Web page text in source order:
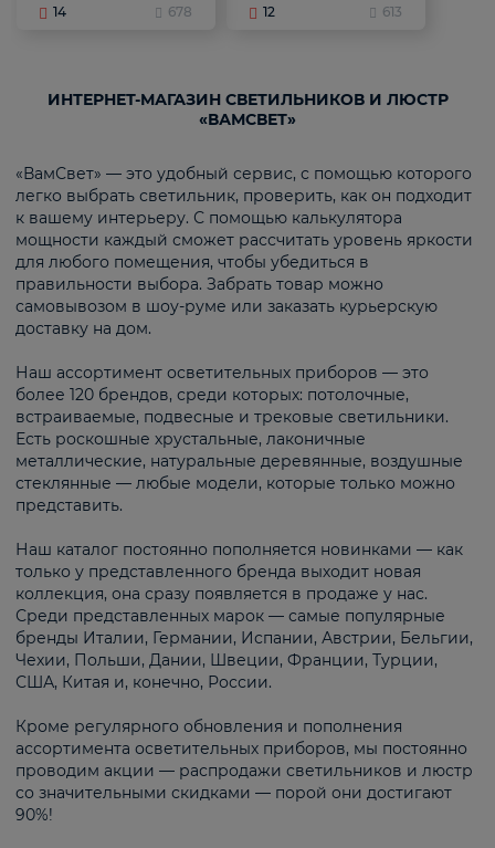
14 678 12 613
ИНТЕРНЕТ-МАГАЗИН СВЕТИЛЬНИКОВ И ЛЮСТР
«ВАМСВЕТ»
«ВамСвет» — это удобный сервис, с помощью которого
легко выбрать светильник, проверить, как он подходит
к вашему интерьеру. С помощью калькулятора
мощности каждый сможет рассчитать уровень яркости
для любого помещения, чтобы убедиться в
правильности выбора. Забрать товар можно
самовывозом в шоу-руме или заказать курьерскую
доставку на дом.
Наш ассортимент осветительных приборов — это
более 120 брендов, среди которых: потолочные,
встраиваемые, подвесные и трековые светильники.
Есть роскошные хрустальные, лаконичные
металлические, натуральные деревянные, воздушные
стеклянные — любые модели, которые только можно
представить.
Наш каталог постоянно пополняется новинками — как
только у представленного бренда выходит новая
коллекция, она сразу появляется в продаже у нас.
Среди представленных марок — самые популярные
бренды Италии, Германии, Испании, Австрии, Бельгии,
Чехии, Польши, Дании, Швеции, Франции, Турции,
США, Китая и, конечно, России.
Кроме регулярного обновления и пополнения
ассортимента осветительных приборов, мы постоянно
проводим акции — распродажи светильников и люстр
со значительными скидками — порой они достигают
90%!